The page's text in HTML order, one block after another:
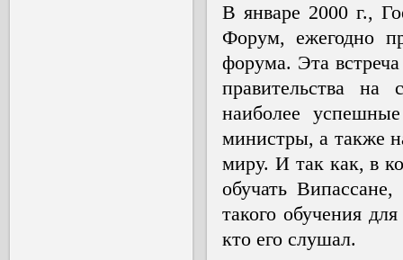
В январе 2000 г.,
Форум, ежегодно
форума. Эта
правительства на
наиболее
министры, а также
миру. И так как, в
обучать
такого обучения
кто его слушал.